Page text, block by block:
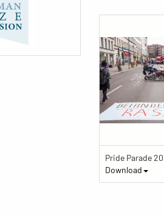
Download